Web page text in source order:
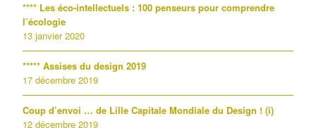
**** Les éco-intellectuels : 100 penseurs pour comprendre
l’écologie
13 janvier 2020
***** Assises du design 2019
17 décembre 2019
Coup d’envoi … de Lille Capitale Mondiale du Design ! (i)
12 décembre 2019